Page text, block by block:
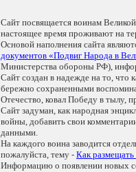
Сайт посвящается воинам
настоящее время проживают на
Основой наполнения сайта
документов «Подвиг Народа в
Министерства обороны РФ),
Сайт создан в надежде на то,
бережно сохраненными
Отечество, ковал Победу в тылу,
Сайт задуман, как народная
войны, добавить свои
данными.
На каждого воина заводится
пожалуйста, тему - Как
Информацию о появлении новых